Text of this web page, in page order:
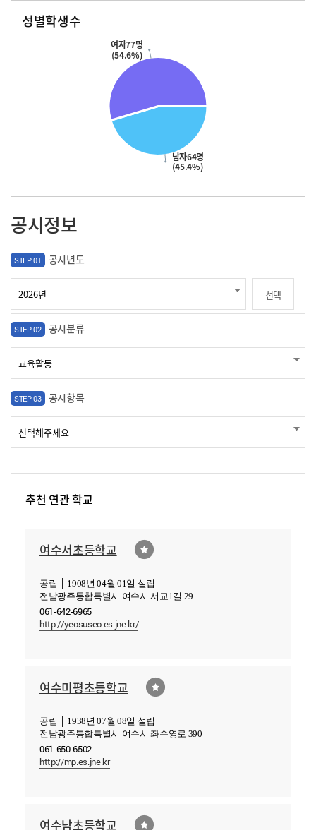
성별학생수
남자64명
(45.4%)
여자77명
(54.6%)
공시정보
STEP 01 공시년도
선택
STEP 02 공시분류
STEP 03 공시항목
추천 연관 학교
여수서초등학교
공립 │ 1908년 04월 01일 설립
전남광주통합특별시 여수시 서교1길 29
061-642-6965
http://yeosuseo.es.jne.kr/
여수미평초등학교
공립 │ 1938년 07월 08일 설립
전남광주통합특별시 여수시 좌수영로 390
061-650-6502
http://mp.es.jne.kr
여수남초등학교